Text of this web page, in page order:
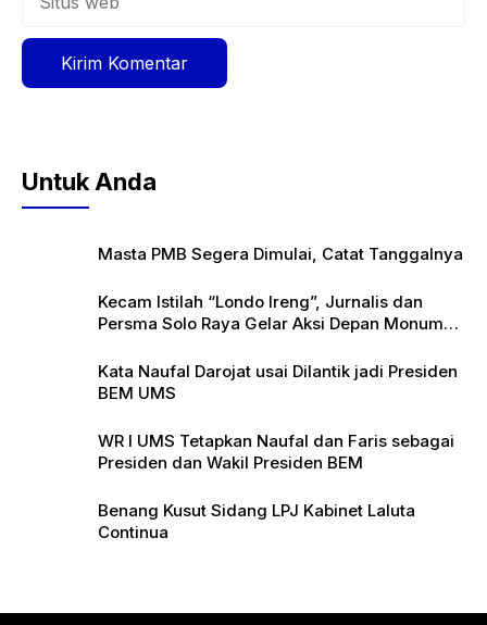
Untuk Anda
Masta PMB Segera Dimulai, Catat Tanggalnya
Kecam Istilah “Londo Ireng”, Jurnalis dan
Persma Solo Raya Gelar Aksi Depan Monumen
Kata Naufal Darojat usai Dilantik jadi Presiden
BEM UMS
WR I UMS Tetapkan Naufal dan Faris sebagai
Presiden dan Wakil Presiden BEM
Benang Kusut Sidang LPJ Kabinet Laluta
Continua